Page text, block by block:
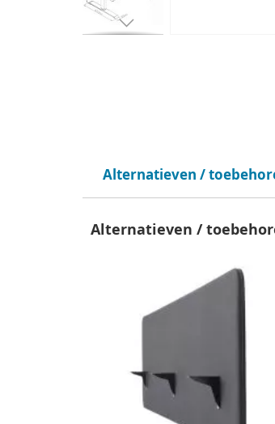
Alternatieven /
Alternatieven /